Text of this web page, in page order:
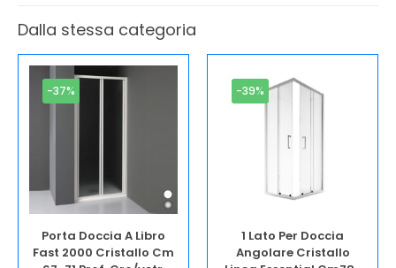
Dalla stessa categoria
-37%
Porta Doccia A Libro
Fast 2000 Cristallo Cm
-39%
1 Lato Per Doccia
Angolare Cristallo